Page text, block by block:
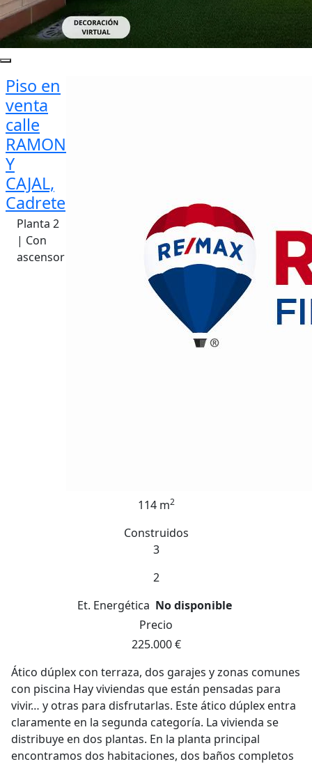
Piso en
venta
calle
RAMON
Y
CAJAL,
Cadrete
Planta 2
| Con
ascensor
114 m2
Construidos
3
2
Et. Energética No disponible
Precio
225.000 €
Ático dúplex con terraza, dos garajes y zonas comunes
con piscina Hay viviendas que están pensadas para
vivir… y otras para disfrutarlas. Este ático dúplex entra
claramente en la segunda categoría. La vivienda se
distribuye en dos plantas. En la planta principal
encontramos dos habitaciones, dos baños completos